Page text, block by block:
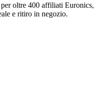
oltre 400 affiliati Euronics,
e ritiro in negozio.